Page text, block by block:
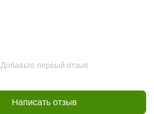
Добавьте первый отзыв
Написать отзыв